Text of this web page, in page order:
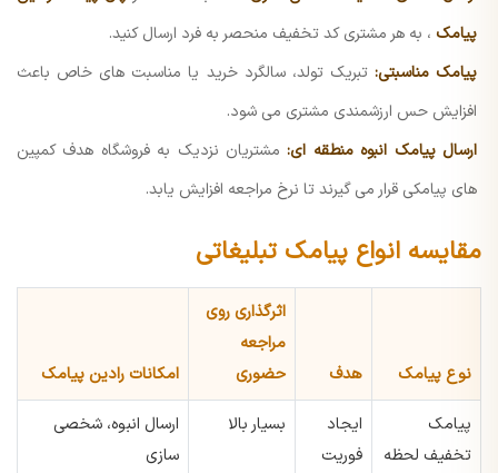
پیامک ، به هر مشتری کد تخفیف منحصر به فرد ارسال کنید.
پیامک مناسبتی: تبریک تولد، سالگرد خرید یا مناسبت های خاص باعث
افزایش حس ارزشمندی مشتری می شود.
ارسال پیامک انبوه منطقه ای:مشتریان نزدیک به فروشگاه هدف کمپین
های پیامکی قرار می گیرند تا نرخ مراجعه افزایش یابد.
مقایسه انواع پیامک تبلیغاتی
نوع پیامک هدف
اثرگذاری روی
مراجعه
حضوری
امکانات رادین پیامک
پیامک
تخفیف لحظه
ایجاد
فوریت
بسیار بالا
ارسال انبوه، شخصی
سازی